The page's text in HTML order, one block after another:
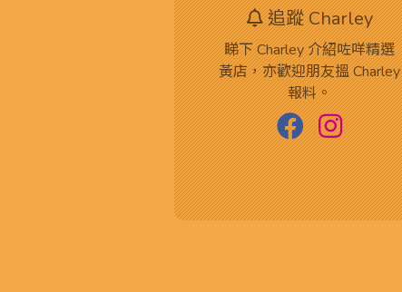
追蹤 Charley
睇下 Charley 介紹咗咩精選
黃店，亦歡迎朋友搵 Charley
報料。